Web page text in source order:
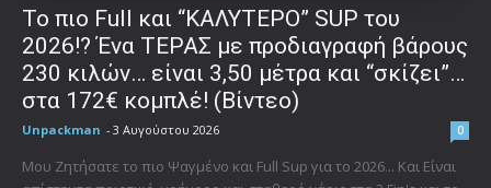
To πιο Full και “ΚΑΛΥΤΕΡΟ” SUP του
2026!? Ένα ΤΕΡΑΣ με προδιαγραφή βάρους
230 κιλών… είναι 3,50 μέτρα και “σκίζει”…
στα 172€ κομπλέ! (Βίντεο)
Unpackman - 3 Αυγούστου 2026 0
Μου Ζητήσατε το πιο Ψαγμένο και Full Sup για το 2026... Και Είναι